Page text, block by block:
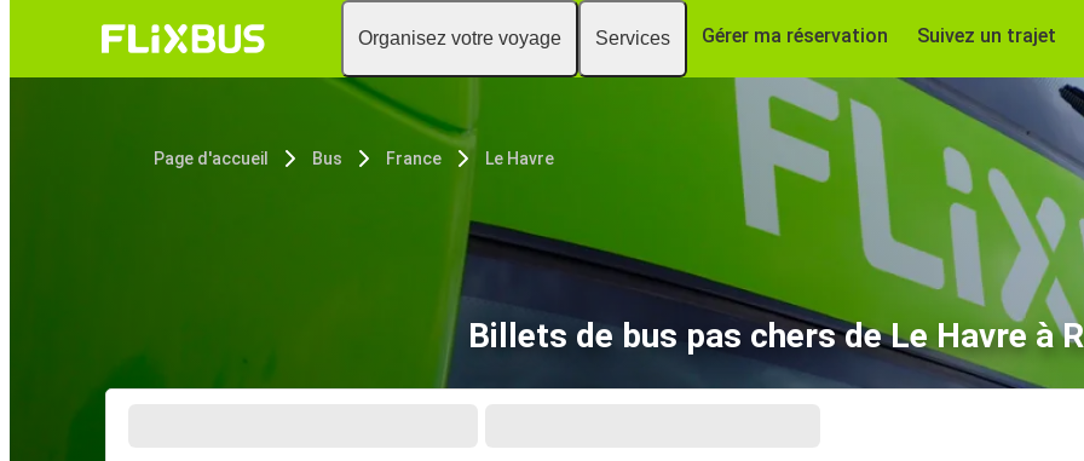
Organisez votre voyage Services Gérer ma réservation Suivez un trajet
Page d'accueil Bus France Le Havre
Billets de bus pas chers de Le Havre à